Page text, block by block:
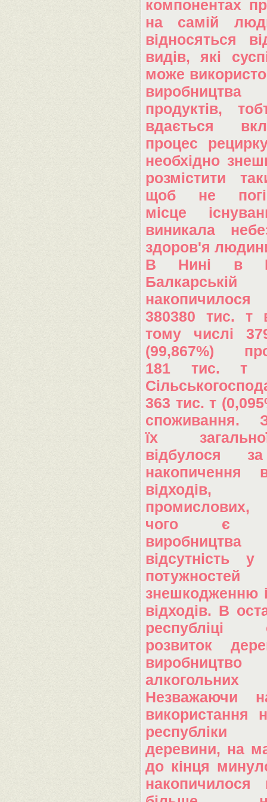
компонентах
на самій
відносяться
видів, які
може
продуктів,
вдається
процес
необхідно
розмістити
щоб не
місце
виникала
здоров'я
В Нині в
Балкарській
380380 тис. т
тому числі
(99,867%)
181 тис. т
363 тис. т
споживання.
їх
відбулося
накопичення
відходів,
чого є
відсутність у
знешкодженню
відходів. В
республіці
розвиток
Незважаючи
використання
республіки
деревини, на
до кінця